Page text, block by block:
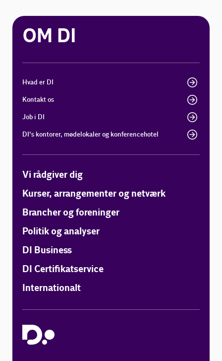
OM DI
Hvad er DI
Kontakt os
Job i DI
DI's kontorer, mødelokaler og konferencehotel
Vi rådgiver dig
Kurser, arrangementer og netværk
Brancher og foreninger
Politik og analyser
DI Business
DI Certifikatservice
Internationalt